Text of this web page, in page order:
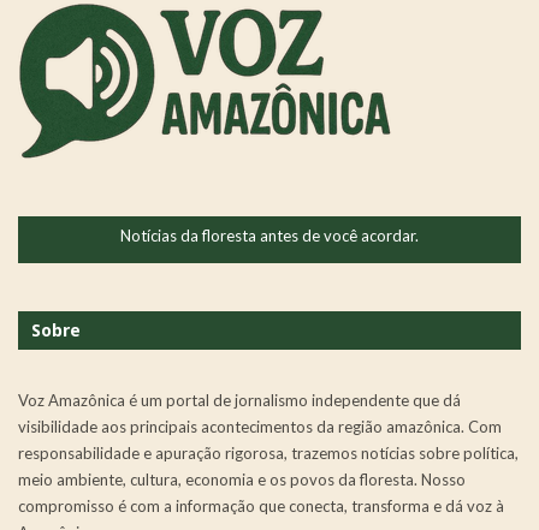
Notícias da floresta antes de você acordar.
Sobre
Voz Amazônica é um portal de jornalismo independente que dá
visibilidade aos principais acontecimentos da região amazônica. Com
responsabilidade e apuração rigorosa, trazemos notícias sobre política,
meio ambiente, cultura, economia e os povos da floresta. Nosso
compromisso é com a informação que conecta, transforma e dá voz à